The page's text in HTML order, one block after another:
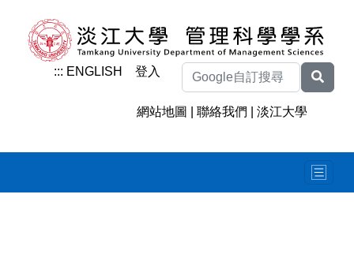
::: ENGLISH 登入
網站地圖 |聯絡我們 |淡江大學